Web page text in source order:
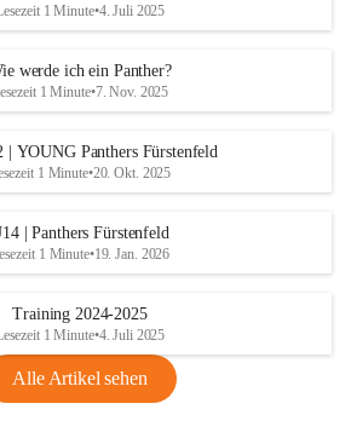
1 Minute•4. Juli 2025
werde ich ein Panther?
1 Minute•7. Nov. 2025
| YOUNG Panthers Fürstenfeld
1 Minute•20. Okt. 2025
| Panthers Fürstenfeld
1 Minute•19. Jan. 2026
Training 2024-2025
1 Minute•4. Juli 2025
Alle Artikel sehen